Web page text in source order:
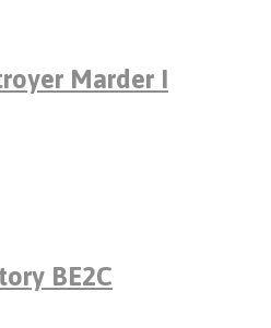
Marder I
BE2C